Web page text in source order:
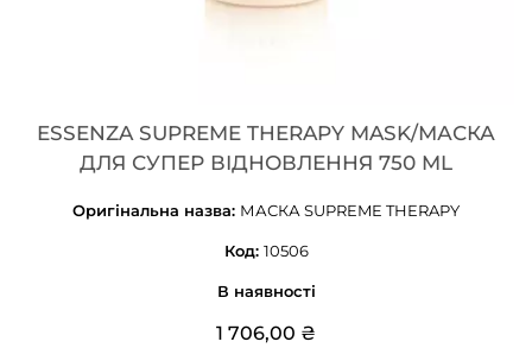
ESSENZA SUPREME THERAPY MASK/МАСКА
ДЛЯ СУПЕР ВІДНОВЛЕННЯ 750 ML
Оригінальна назва: МАСКА SUPREME THERAPY
Код: 10506
В наявності
1 706,00 ₴